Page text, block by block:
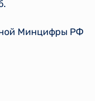
Минцифры РФ